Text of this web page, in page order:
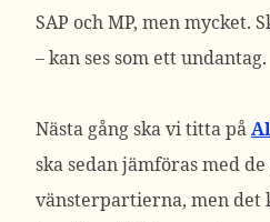
SAP och MP, men mycket.
– kan ses som ett undantag.
Nästa gång ska vi titta på
ska sedan jämföras med
vänsterpartierna, men det